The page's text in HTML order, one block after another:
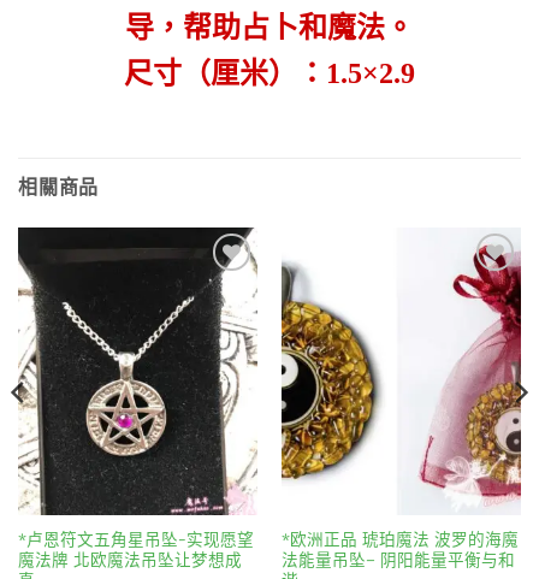
导，帮助占卜和魔法。
尺寸（厘米）：1.5×2.9
相關商品
Add to
wishlist
*卢恩符文五角星吊坠-实现愿望
魔法牌 北欧魔法吊坠让梦想成
Add to
wishlist
*欧洲正品 琥珀魔法 波罗的海魔
法能量吊坠– 阴阳能量平衡与和